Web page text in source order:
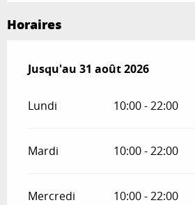
Horaires
Du29 juin 2026au31 août 2026
Jusqu'au 31 août 2026
Lundi 10:00 - 22:00
Mardi 10:00 - 22:00
Mercredi 10:00 - 22:00